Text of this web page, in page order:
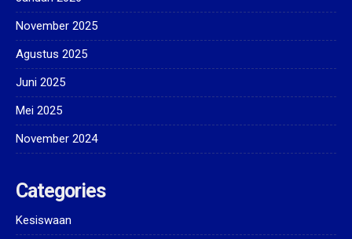
November 2025
Agustus 2025
Juni 2025
Mei 2025
November 2024
Categories
Kesiswaan